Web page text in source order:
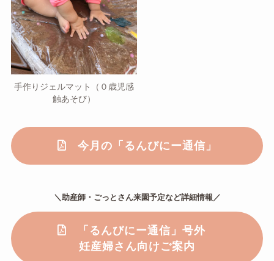
手作りジェルマット（０歳児感
触あそび）
今月の「るんびにー通信」
＼助産師・ごっとさん来園予定など詳細情報／
「るんびにー通信」号外
妊産婦さん向けご案内